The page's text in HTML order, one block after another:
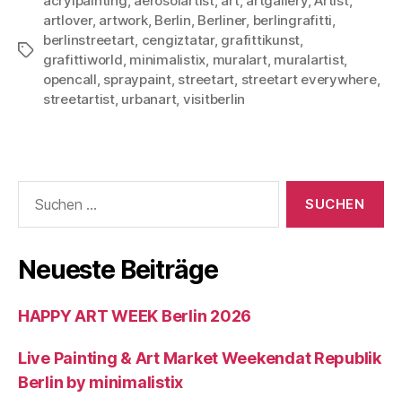
Schlagwörter
artlover, artwork, Berlin, Berliner, berlingrafitti,
berlinstreetart, cengiztatar, grafittikunst,
grafittiworld, minimalistix, muralart, muralartist,
opencall, spraypaint, streetart, streetart everywhere,
streetartist, urbanart, visitberlin
nach:
Neueste Beiträge
HAPPY ART WEEK Berlin 2026
Live Painting & Art Market Weekendat Republik
Berlin by minimalistix